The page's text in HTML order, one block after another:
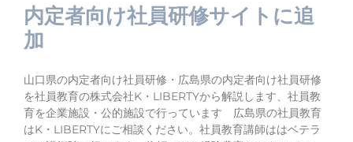
内定者向け社員研修サイトに追
加
山口県の内定者向け社員研修・広島県の内定者向け社員研修
を社員教育の株式会社K・LIBERTYから解説します、社員教
育を企業施設・公的施設で行っています 広島県の社員教育
はK・LIBERTYにご相談ください。社員教育講師ははベテラ